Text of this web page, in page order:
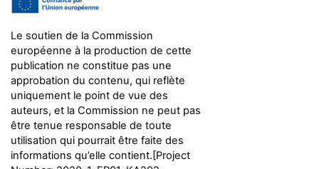
Le soutien de la Commission
européenne à la production de cette
publication ne constitue pas une
approbation du contenu, qui reflète
uniquement le point de vue des
auteurs, et la Commission ne peut pas
être tenue responsable de toute
utilisation qui pourrait être faite des
informations qu’elle contient.[Project